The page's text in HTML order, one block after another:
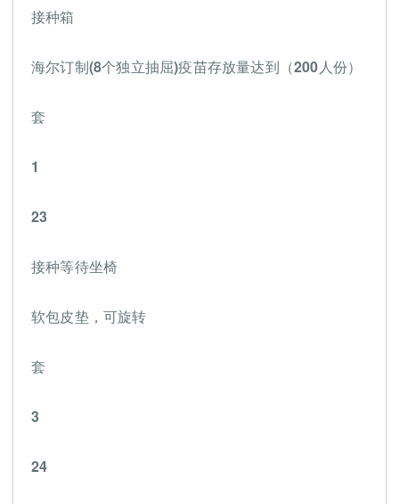
接种箱
海尔订制(8个独立抽屈)疫苗存放量达到（200人份）
套
1
23
接种等待坐椅
软包皮垫，可旋转
套
3
24